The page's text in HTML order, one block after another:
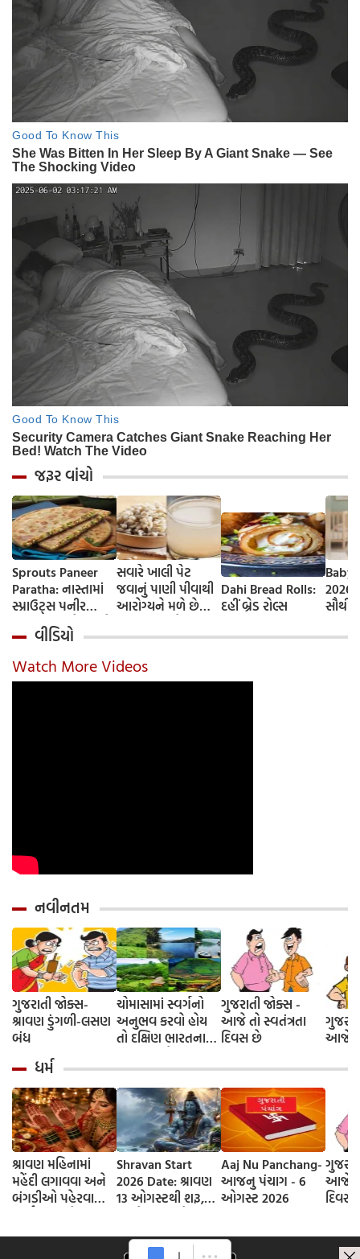
જરૂર વાંચો
Sprouts Paneer
Paratha: નાસ્તામાં
સ્પ્રાઉટ્સ પનીર
પરાઠા બનાવો, તમને
પ્રોટીનનો ડબલ ડોઝ
મળશે
સવારે ખાલી પેટ
જવાનું પાણી પીવાથી
આરોગ્યને મળે છે
જાણીએ તેના ફાયદા
અને ઉપયોગ કરવાની
યોગ્ય રીત
Dahi Bread Rolls:
દહીં બ્રેડ રોલ્સ
Baby
વીડિયો
Watch More Videos
નવીનતમ
ગુજરાતી જોક્સ-
શ્રાવણ ડુંગળી-લસણ
બંધ
ચોમાસામાં સ્વર્ગનો
અનુભવ કરવો હોય
તો દક્ષિણ ભારતના
મુલાકાત લો
ગુજરાતી જોક્સ -
આજે તો સ્વતંત્રતા
દિવસ છે
આજે
ધર્મ
શ્રાવણ મહિનામાં
મહેંદી લગાવવા અને
બંગડીઓ પહેરવાના
Shravan Start
2026 Date: શ્રાવણ
13 ઓગસ્ટથી શરૂ,
શ્રાવણના કેટલા
સોમવાર રહેશે
Aaj Nu Panchang-
આજનુ પંચાગ - 6
ઓગસ્ટ 2026
આજે
દિવસ